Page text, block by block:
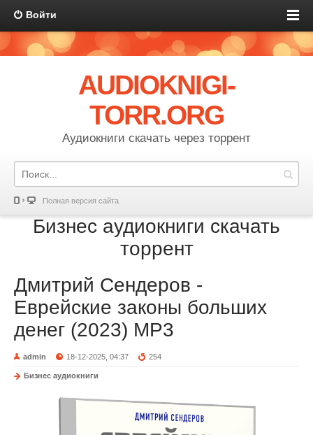
Войти
AUDIOKNIGI-
TORR.ORG
Аудиокниги скачать через торрент
Полная версия сайта
Бизнес аудиокниги скачать
торрент
Дмитрий Сендеров -
Еврейские законы больших
денег (2023) MP3
admin 18-12-2025, 04:37 254
Бизнес аудиокниги